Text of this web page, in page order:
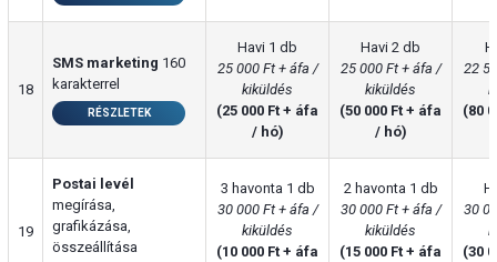
18
SMS marketing 160
karakterrel
RÉSZLETEK
Havi 1 db
25 000 Ft + áfa /
kiküldés
(25 000 Ft + áfa
/ hó)
Havi 2 db
25 000 Ft + áfa /
kiküldés
(50 000 Ft + áfa
/ hó)
22
(80
19
Postai levél
megírása,
grafikázása,
összeállítása
3 havonta 1 db
30 000 Ft + áfa /
kiküldés
(10 000 Ft + áfa
2 havonta 1 db
30 000 Ft + áfa /
kiküldés
(15 000 Ft + áfa
30
(30